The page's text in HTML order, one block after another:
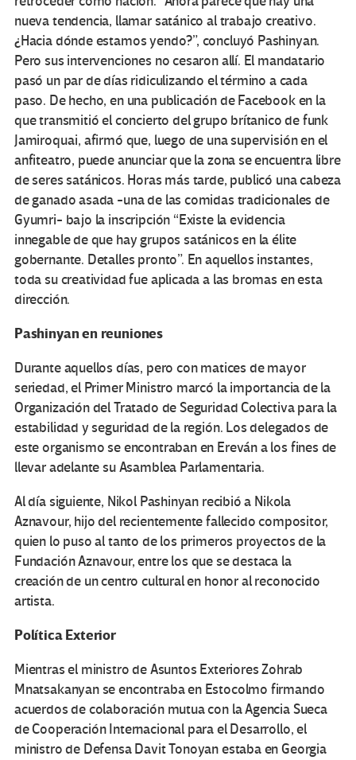
nueva tendencia, llamar satánico al trabajo creativo.
¿Hacia dónde estamos yendo?”, concluyó Pashinyan.
Pero sus intervenciones no cesaron allí. El mandatario
pasó un par de días ridiculizando el término a cada
paso. De hecho, en una publicación de Facebook en la
que transmitió el concierto del grupo brítanico de funk
Jamiroquai, afirmó que, luego de una supervisión en el
anfiteatro, puede anunciar que la zona se encuentra libre
de seres satánicos. Horas más tarde, publicó una cabeza
de ganado asada -una de las comidas tradicionales de
Gyumri- bajo la inscripción “Existe la evidencia
innegable de que hay grupos satánicos en la élite
gobernante. Detalles pronto”. En aquellos instantes,
toda su creatividad fue aplicada a las bromas en esta
dirección.
Pashinyan en reuniones
Durante aquellos días, pero con matices de mayor
seriedad, el Primer Ministro marcó la importancia de la
Organización del Tratado de Seguridad Colectiva para la
estabilidad y seguridad de la región. Los delegados de
este organismo se encontraban en Ereván a los fines de
llevar adelante su Asamblea Parlamentaria.
Al día siguiente, Nikol Pashinyan recibió a Nikola
Aznavour, hijo del recientemente fallecido compositor,
quien lo puso al tanto de los primeros proyectos de la
Fundación Aznavour, entre los que se destaca la
creación de un centro cultural en honor al reconocido
artista.
Política Exterior
Mientras el ministro de Asuntos Exteriores Zohrab
Mnatsakanyan se encontraba en Estocolmo firmando
acuerdos de colaboración mutua con la Agencia Sueca
de Cooperación Internacional para el Desarrollo, el
ministro de Defensa Davit Tonoyan estaba en Georgia